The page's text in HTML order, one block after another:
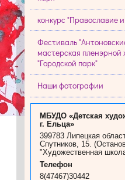
конкурс "Православие
Фестиваль
мастерская пленэрной
"Городской парк"
Наши фотографии
МБУДО «Детская
г. Ельца»
399783 Липецкая
Спутников, 15.
"Художественная
Телефон
8(47467)30442